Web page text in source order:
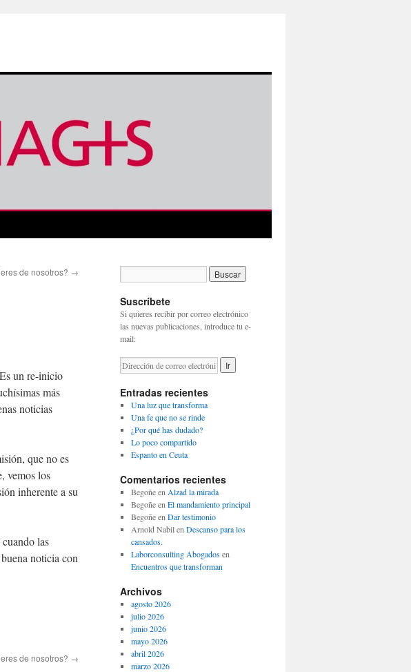
de nosotros? →
un re-inicio
más
noticias
que no es
vemos los
inherente a su
las
noticia con
de nosotros? →
Suscríbete
Si quieres recibir por correo electrónico
las nuevas publicaciones, introduce tu e-
mail:
Entradas recientes
Una luz que transforma
Una fe que no se rinde
¿Por qué has dudado?
Lo poco compartido
Espanto en Ceuta
Comentarios recientes
Begoñeen Alzad la mirada
Begoñeen El mandamiento principal
Begoñeen Dar testimonio
Arnold Nabilen Descanso para los
cansados.
Laborconsulting Abogadosen
Encuentros que transforman
Archivos
agosto 2026
julio 2026
junio 2026
mayo 2026
abril 2026
marzo 2026